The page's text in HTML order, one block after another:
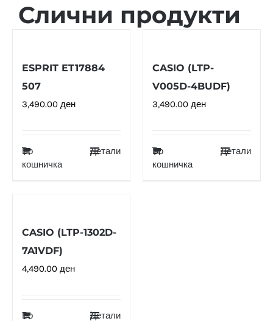
Слични продукти
ESPRIT ET17884
507
3,490.00 ден
Во
кошничка
Детали
CASIO (LTP-
V005D-4BUDF)
3,490.00 ден
Во
кошничка
Детали
CASIO (LTP-1302D-
7A1VDF)
4,490.00 ден
Во
Детали